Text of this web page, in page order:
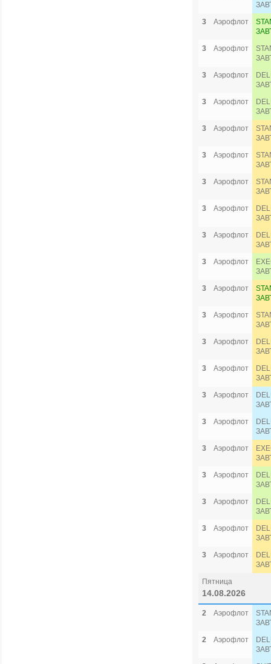
3
Аэрофлот
3
Аэрофлот
3
Аэрофлот
3
Аэрофлот
3
Аэрофлот
3
Аэрофлот
3
Аэрофлот
3
Аэрофлот
3
Аэрофлот
3
Аэрофлот
3
Аэрофлот
3
Аэрофлот
3
Аэрофлот
3
Аэрофлот
3
Аэрофлот
3
Аэрофлот
3
Аэрофлот
3
Аэрофлот
3
Аэрофлот
3
Аэрофлот
3
Аэрофлот
Пятница
14.08.2026
2 Аэрофлот
2
Аэрофлот